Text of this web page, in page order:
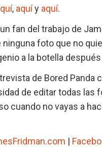
, aquíy aquí.
fan del trabajo de
foto que no
a la botella
de Bored Panda
de editar todas las
cuando no vayas a
|